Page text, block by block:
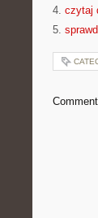
4. czytaj
5.